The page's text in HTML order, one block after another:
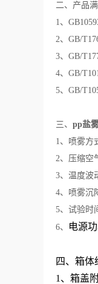
二、产品
1、
2、GB/
3、GB/
4、GB/
5、GB/
三、 pp盐
1、喷雾方
2、压缩空
3、温度波
4、喷雾沉
5、试验时
6、
电源
四、箱体
1、箱盖